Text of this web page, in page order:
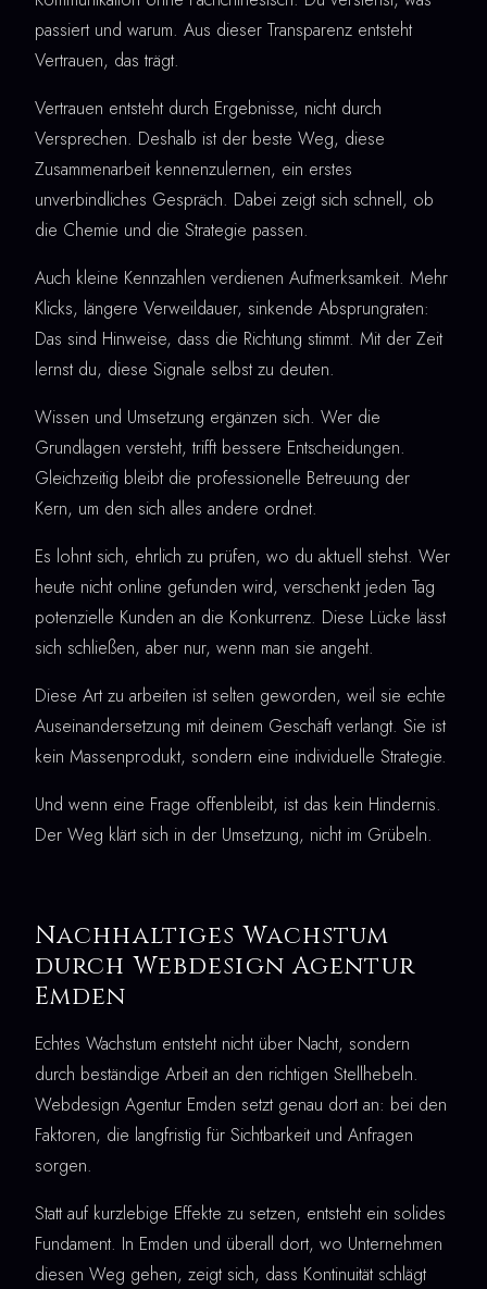
passiert und warum. Aus dieser Transparenz entsteht
Vertrauen, das trägt.
Vertrauen entsteht durch Ergebnisse, nicht durch
Versprechen. Deshalb ist der beste Weg, diese
Zusammenarbeit kennenzulernen, ein erstes
unverbindliches Gespräch. Dabei zeigt sich schnell, ob
die Chemie und die Strategie passen.
Auch kleine Kennzahlen verdienen Aufmerksamkeit. Mehr
Klicks, längere Verweildauer, sinkende Absprungraten:
Das sind Hinweise, dass die Richtung stimmt. Mit der Zeit
lernst du, diese Signale selbst zu deuten.
Wissen und Umsetzung ergänzen sich. Wer die
Grundlagen versteht, trifft bessere Entscheidungen.
Gleichzeitig bleibt die professionelle Betreuung der
Kern, um den sich alles andere ordnet.
Es lohnt sich, ehrlich zu prüfen, wo du aktuell stehst. Wer
heute nicht online gefunden wird, verschenkt jeden Tag
potenzielle Kunden an die Konkurrenz. Diese Lücke lässt
sich schließen, aber nur, wenn man sie angeht.
Diese Art zu arbeiten ist selten geworden, weil sie echte
Auseinandersetzung mit deinem Geschäft verlangt. Sie ist
kein Massenprodukt, sondern eine individuelle Strategie.
Und wenn eine Frage offenbleibt, ist das kein Hindernis.
Der Weg klärt sich in der Umsetzung, nicht im Grübeln.
Nachhaltiges Wachstum
durch Webdesign Agentur
Emden
Echtes Wachstum entsteht nicht über Nacht, sondern
durch beständige Arbeit an den richtigen Stellhebeln.
Webdesign Agentur Emden setzt genau dort an: bei den
Faktoren, die langfristig für Sichtbarkeit und Anfragen
sorgen.
Statt auf kurzlebige Effekte zu setzen, entsteht ein solides
Fundament. In Emden und überall dort, wo Unternehmen
diesen Weg gehen, zeigt sich, dass Kontinuität schlägt